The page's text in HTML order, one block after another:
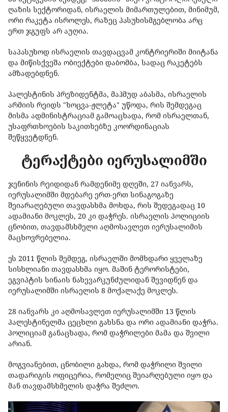
ღაზის სექტორიდან, ისრაელის მიმართულებით, მინიმუმ,
ორი რაკეტა ისროლეს, რაზეც პასუხისმგებლობა არც
ერთ ჯგუფს არ აუღია.
საპასუხოდ ისრაელის თავდაცვამ კონტრიერიში მიიტანა
და მიწისქვეშა ობიექტები დაბომბა, სადაც რაკეტებს
ამზადებდნენ.
პალესტინის პრეზიდენტმა, მაჰმუდ აბასმა, ისრაელის
არმიის რეიდს "ხოცვა-ჟლეტა" უწოდა, რის შემდეგაც
მისმა ადმინისტრაციამ გამოაცხადა, რომ ისრაელთან,
უსაფრთხოების საკითხებზე კოორდინაციას
შეწყვეტდნენ.
ტერაქტები იერუსალიმში
ჯენინის რეიდიდან რამდენიმე დღეში, 27 იანვარს,
იერუსალიმში მდებარე ერთ-ერთ სინაგოგაზე
შეიარაღებული თავდასხმა მოხდა, რის შედეგადაც 10
ადამიანი მოკლეს, 20 კი დაჭრეს. ისრაელის პოლიციის
ცნობით, თავდამსხმელი აღმოსავლეთ იერუსალიმის
მაცხოვრებელია.
ეს 2011 წლის შემდეგ, ისრაელში მომხდარი ყველაზე
სისხლიანი თავდასხმა იყო. მაშინ ტერორისტები,
ეგვიპტის სინაის ნახევარკუნძულიდან შევიდნენ და
იერუსალიმში ისრაელის 8 მოქალაქე მოკლეს.
28 იანვარს კი აღმოსავლეთ იერუსალიმში 13 წლის
პალესტინელმა ცეცხლი გახსნა და ორი ადამიანი დაჭრა.
პოლიციამ განაცხადა, რომ დაჭრილები მამა და შვილი
არიან.
მოგვიანებით, ცნობილი გახდა, რომ დაჭრილი შვილი
თადარიგის ოფიცერია, რომელიც შეიარღებული იყო და
მან თავდამსხმელის დაჭრა შეძლო.